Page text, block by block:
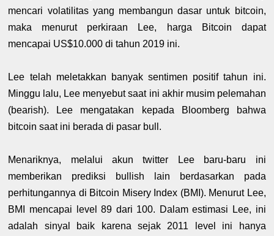
mencari volatilitas yang membangun dasar untuk bitcoin,
maka menurut perkiraan Lee, harga Bitcoin dapat
mencapai US$10.000 di tahun 2019 ini.
Lee telah meletakkan banyak sentimen positif tahun ini.
Minggu lalu, Lee menyebut saat ini akhir musim pelemahan
(bearish). Lee mengatakan kepada Bloomberg bahwa
bitcoin saat ini berada di pasar bull.
Menariknya, melalui akun twitter Lee baru-baru ini
memberikan prediksi bullish lain berdasarkan pada
perhitungannya di Bitcoin Misery Index (BMI). Menurut Lee,
BMI mencapai level 89 dari 100. Dalam estimasi Lee, ini
adalah sinyal baik karena sejak 2011 level ini hanya